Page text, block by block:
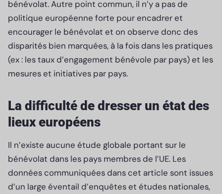
bénévolat. Autre point commun, il n’y a pas de
politique européenne forte pour encadrer et
encourager le bénévolat et on observe donc des
disparités bien marquées, à la fois dans les pratiques
(ex : les taux d’engagement bénévole par pays) et les
mesures et initiatives par pays.
La difficulté de dresser un état des
lieux européens
Il n’existe aucune étude globale portant sur le
bénévolat dans les pays membres de l’UE. Les
données communiquées dans cet article sont issues
d’un large éventail d’enquêtes et études nationales,